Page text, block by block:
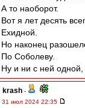
А то наоборот.
Вот я лет десять
Ехидной.
Но наконец
По Соболеву.
Ну и ни с ней одной,
krash -
31 июл 2024 22:35